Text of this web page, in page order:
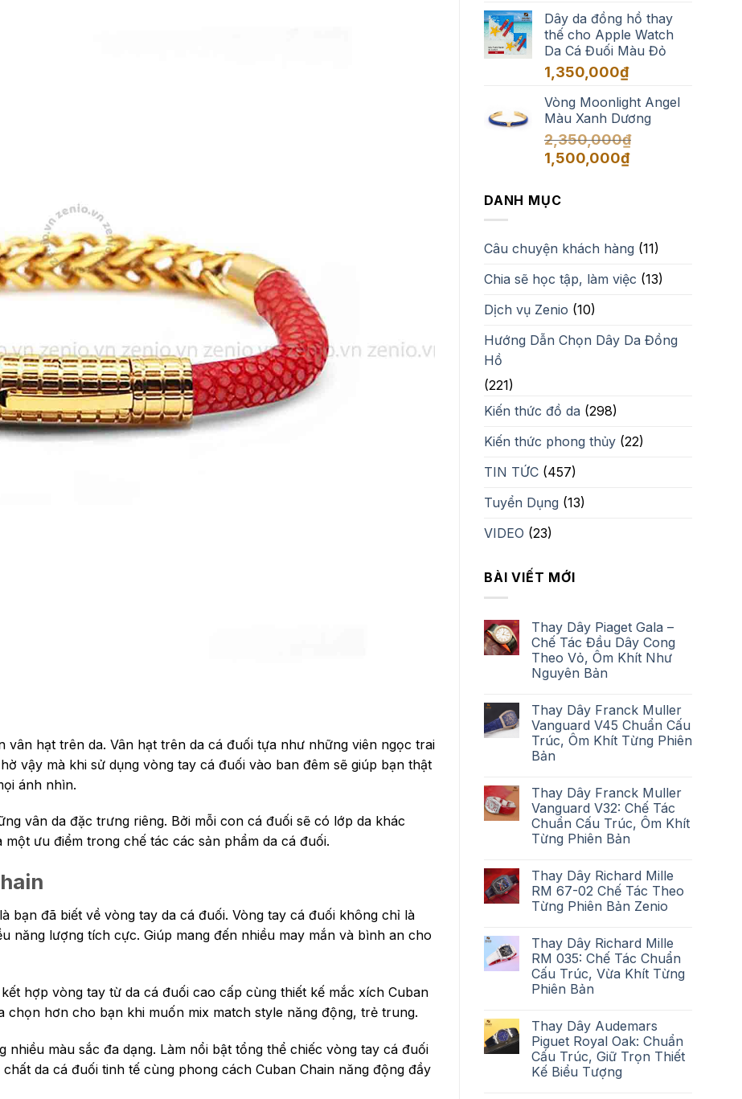
hạt trên da. Vân hạt trên da cá đuối tựa như những viên ngọc trai
vậy mà khi sử dụng vòng tay cá đuối vào ban đêm sẽ giúp bạn thật
ánh nhìn.
vân da đặc trưng riêng. Bởi mỗi con cá đuối sẽ có lớp da khác
ưu điểm trong chế tác các sản phẩm da cá đuối.
bạn đã biết về vòng tay da cá đuối. Vòng tay cá đuối không chỉ là
năng lượng tích cực. Giúp mang đến nhiều may mắn và bình an cho
hợp vòng tay từ da cá đuối cao cấp cùng thiết kế mắc xích Cuban
chọn hơn cho bạn khi muốn mix match style năng động, trẻ trung.
nhiều màu sắc đa dạng. Làm nổi bật tổng thể chiếc vòng tay cá đuối
da cá đuối tinh tế cùng phong cách Cuban Chain năng động đầy
Dây da đồng hồ thay
thế cho Apple Watch
Da Cá Đuối Màu Đỏ
1,350,000₫
Vòng Moonlight Angel
Màu Xanh Dương
2,350,000₫
Giá
2,350,000₫.
1,500,000₫Giá
DANH MỤC
Câu chuyện khách hàng (11)
Chia sẽ học tập, làm việc (13)
Dịch vụ Zenio (10)
Hướng Dẫn Chọn Dây Da Đồng
Hồ
(221)
Kiến thức đồ da (298)
Kiến thức phong thủy (22)
TIN TỨC (457)
Tuyển Dụng (13)
VIDEO (23)
BÀI VIẾT MỚI
Thay Dây Piaget Gala –
Chế Tác Đầu Dây Cong
Theo Vỏ, Ôm Khít Như
Nguyên Bản
Thay Dây Franck Muller
Vanguard V45 Chuẩn Cấu
Trúc, Ôm Khít Từng Phiên
Bản
Thay Dây Franck Muller
Vanguard V32: Chế Tác
Chuẩn Cấu Trúc, Ôm Khít
Từng Phiên Bản
Thay Dây Richard Mille
RM 67-02 Chế Tác Theo
Từng Phiên Bản Zenio
Thay Dây Richard Mille
RM 035: Chế Tác Chuẩn
Cấu Trúc, Vừa Khít Từng
Phiên Bản
Thay Dây Audemars
Piguet Royal Oak: Chuẩn
Cấu Trúc, Giữ Trọn Thiết
Kế Biểu Tượng